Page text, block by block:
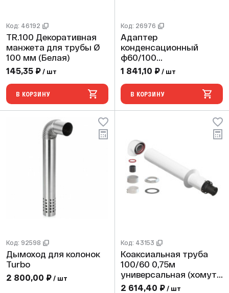
Код: 46192
TR.100 Декоративная
манжета для трубы Ø
100 мм (Белая)
145,35 ₽ / шт
В КОРЗИНУ
Код: 26976
Адаптер
конденсационный
ф60/100
(кондесатоотводчик)
1 841,10 ₽ / шт
В КОРЗИНУ
Код: 92598
Дымоход для колонок
Turbo
2 800,00 ₽ / шт
Код: 43153
Коаксиальная труба
100/60 0,75м
универсальная (хомут,
фланец, втулка)
2 614,40 ₽ / шт